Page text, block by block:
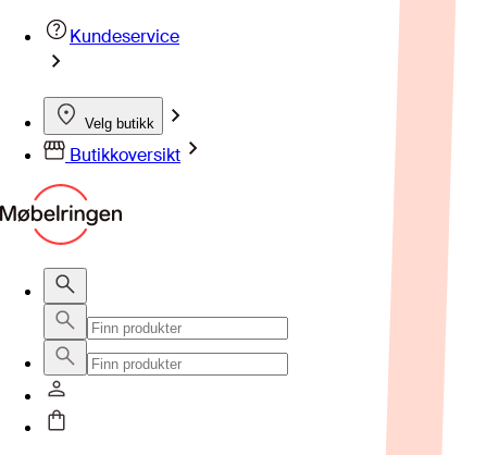
Kundeservice
Velg butikk
Butikkoversikt